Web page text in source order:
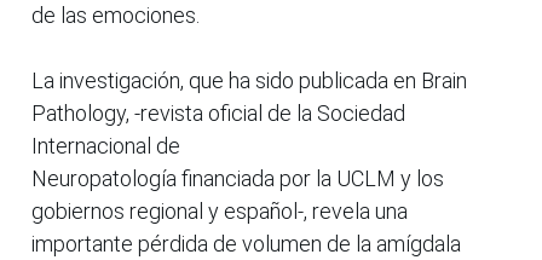
de las emociones.
La investigación, que ha sido publicada en Brain
Pathology, -revista oficial de la Sociedad
Internacional de
Neuropatología financiada por la UCLM y los
gobiernos regional y español-, revela una
importante pérdida de volumen de la amígdala